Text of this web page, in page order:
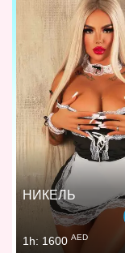
НИКЕЛЬ
1h: 1600 AED